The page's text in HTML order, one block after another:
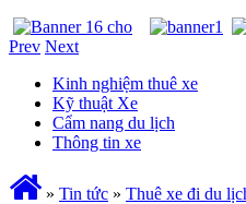
Prev Next
Kinh nghiệm thuê xe
Kỹ thuật Xe
Cẩm nang du lịch
Thông tin xe
» Tin tức » Thuê xe đi du